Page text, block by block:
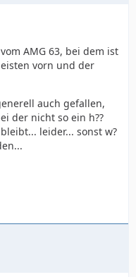
AMG 63, bei dem ist
vorn und der
auch gefallen,
der nicht so ein h??
leider... sonst w?